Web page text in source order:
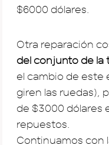
$6000 dólares.
Otra reparación
del conjunto de la
el cambio de este
giren las ruedas),
de $3000 dólares
repuestos.
Continuamos con